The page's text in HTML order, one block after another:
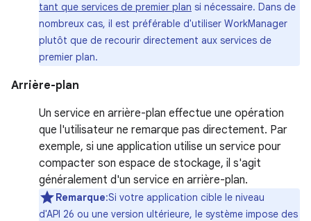
tant que services de premier plan si nécessaire. Dans de
nombreux cas, il est préférable d'utiliser WorkManager
plutôt que de recourir directement aux services de
premier plan.
Arrière-plan
Un service en arrière-plan effectue une opération
que l'utilisateur ne remarque pas directement. Par
exemple, si une application utilise un service pour
compacter son espace de stockage, il s'agit
généralement d'un service en arrière-plan.
Remarque:Si votre application cible le niveau
d'API 26 ou une version ultérieure, le système impose des